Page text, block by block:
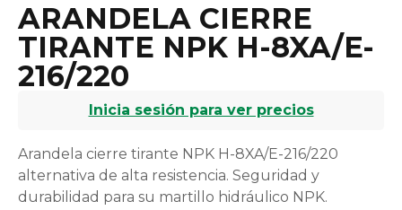
ARANDELA CIERRE
TIRANTE NPK H-8XA/E-
216/220
Inicia sesión para ver precios
Arandela cierre tirante NPK H-8XA/E-216/220
alternativa de alta resistencia. Seguridad y
durabilidad para su martillo hidráulico NPK.